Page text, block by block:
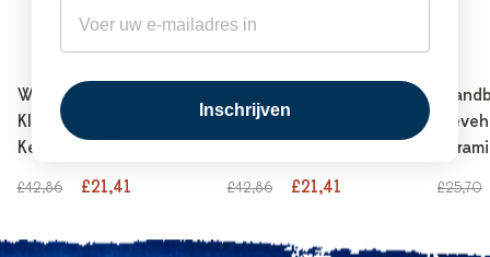
Wandbord Insecten -
Kleine beestjes -
Keramiek - 31 cm
£42,86 £21,41
Krekel - Keramiek - 31
£42,86 £21,41 £25,70
Inschrijven